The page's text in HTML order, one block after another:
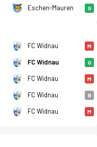
Eschen-Mauren G
FC Widnau M
FC Widnau G
FC Widnau M
FC Widnau B
FC Widnau M